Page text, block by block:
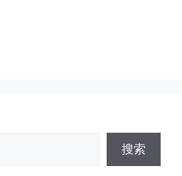
搜索